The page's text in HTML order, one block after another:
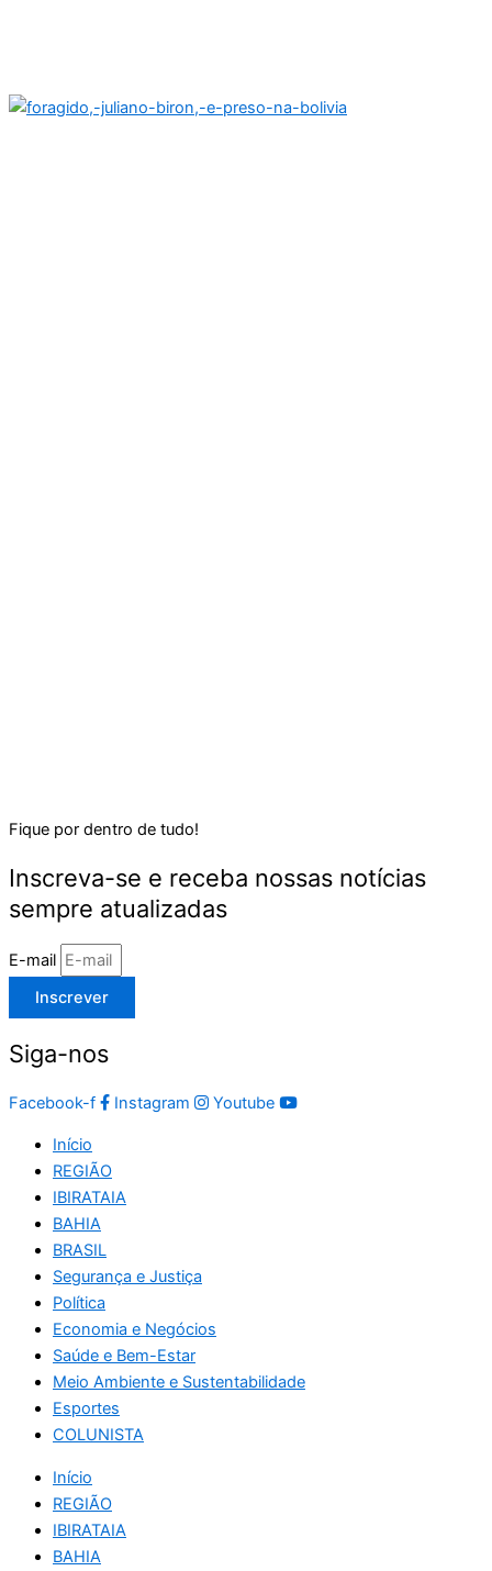
Fique por dentro de tudo!
Inscreva-se e receba nossas notícias
sempre atualizadas
E-mail
Inscrever
Siga-nos
Facebook-f Instagram Youtube
Início
REGIÃO
IBIRATAIA
BAHIA
BRASIL
Segurança e Justiça
Política
Economia e Negócios
Saúde e Bem-Estar
Meio Ambiente e Sustentabilidade
Esportes
COLUNISTA
Início
REGIÃO
IBIRATAIA
BAHIA